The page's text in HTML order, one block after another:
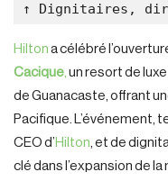
↑ Dignitaires,
Hilton a célébré
Cacique, un resort de
de Guanacaste, offrant
Pacifique. L’événement,
CEO d’ Hilton, et de
clé dans l’expansion de